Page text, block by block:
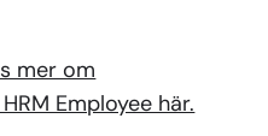
mer om
Employee här.